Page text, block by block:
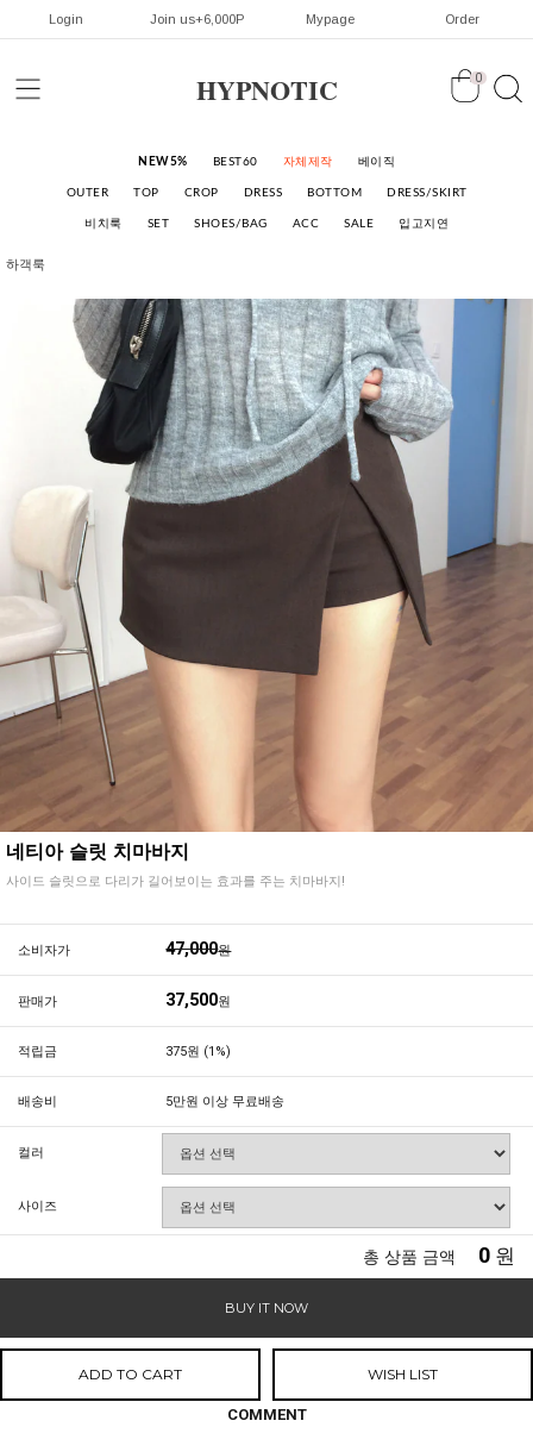
Login Join us+6,000P Mypage Order
HYPNOTIC 0
NEW5% BEST60 자체제작 베이직
OUTER TOP CROP DRESS BOTTOM DRESS/SKIRT
비치룩 SET SHOES/BAG ACC SALE 입고지연
하객룩
네티아 슬릿 치마바지
사이드 슬릿으로 다리가 길어보이는 효과를 주는 치마바지!
소비자가 47,000원
판매가 37,500원
적립금 375원 (1%)
배송비 5만원 이상 무료배송
컬러
사이즈
총 상품 금액 0 원
BUY IT NOW
ADD TO CART WISH LIST
COMMENT